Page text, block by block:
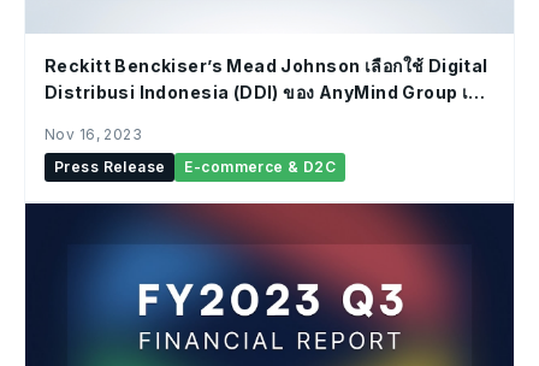
Press Release E-commerce & D2C
Nov 16, 2023
Reckitt Benckiser’s Mead Johnson เลือกใช้ Digital
Distribusi Indonesia (DDI) ของ AnyMind Group เป็น